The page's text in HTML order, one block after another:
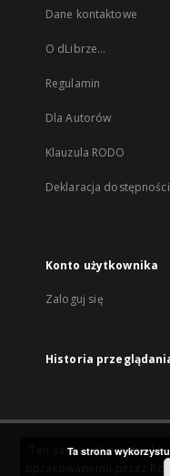
Dane kontaktowe
O dLibrze...
Regulamin
Dla Autorów
Klauzula RODO
Deklaracja dostępności
Konto użytkownika
Zaloguj się
Historia
Ten serwis działa
Ta strona